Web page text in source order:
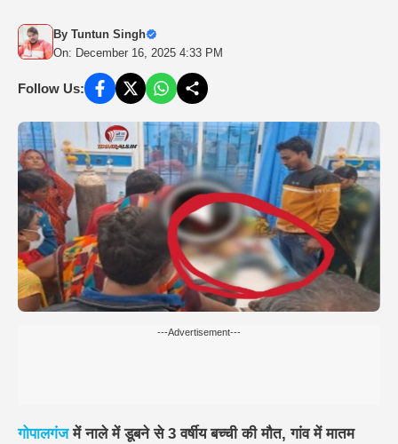
By Tuntun Singh
On: December 16, 2025 4:33 PM
Follow Us:
---Advertisement---
गोपालगंजमें नाले में डूबने से 3 वर्षीय बच्ची की मौत, गांव में मातम